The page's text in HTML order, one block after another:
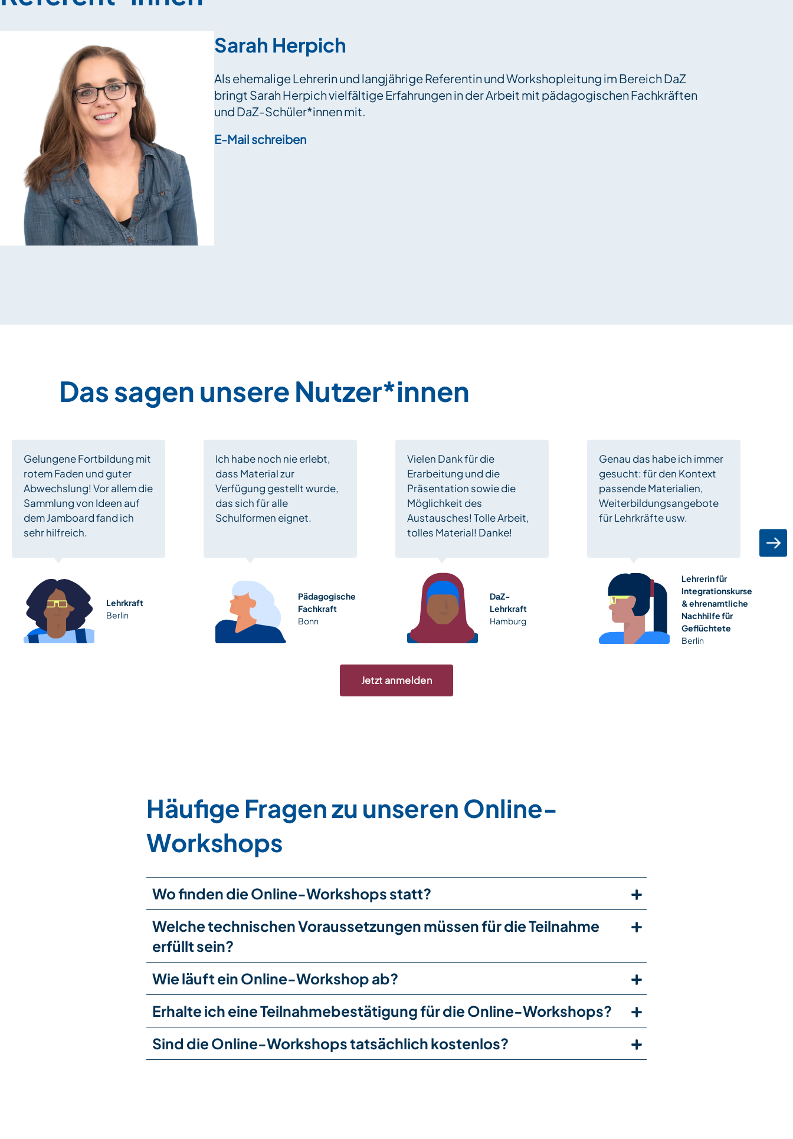
Sarah Herpich
Als ehemalige Lehrerin und langjährige Referentin und Workshopleitung im Bereich DaZ
bringt Sarah Herpich vielfältige Erfahrungen in der Arbeit mit pädagogischen Fachkräften
und DaZ-Schüler*innen mit.
E-Mail schreiben
Das sagen unsere Nutzer*innen
Gelungene Fortbildung mit
rotem Faden und guter
Abwechslung! Vor allem die
Sammlung von Ideen auf
dem Jamboard fand ich
sehr hilfreich.
Lehrkraft
Berlin
Ich habe noch nie erlebt,
dass Material zur
Verfügung gestellt wurde,
das sich für alle
Schulformen eignet.
Pädagogische
Fachkraft
Bonn
Vielen Dank für die
Erarbeitung und die
Präsentation sowie die
Möglichkeit des
Austausches! Tolle Arbeit,
tolles Material! Danke!
DaZ-
Lehrkraft
Hamburg
Genau das habe ich immer
gesucht: für den Kontext
passende Materialien,
Weiterbildungsangebote
für Lehrkräfte usw.
Lehrerin für
Integrationskurse
& ehrenamtliche
Nachhilfe für
Geflüchtete
Berlin
Jetzt anmelden
Häufige Fragen zu unseren Online-
Workshops
Wo finden die Online-Workshops statt?
Welche technischen Voraussetzungen müssen für die Teilnahme
erfüllt sein?
Wie läuft ein Online-Workshop ab?
Erhalte ich eine Teilnahmebestätigung für die Online-Workshops?
Sind die Online-Workshops tatsächlich kostenlos?